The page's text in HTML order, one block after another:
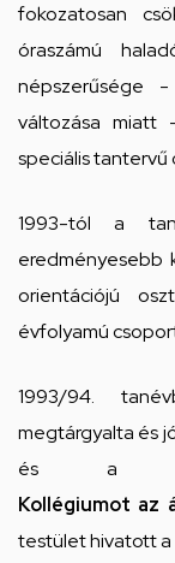
fokozatosan
óraszámú
népszerűsége
változása miatt
speciális tantervű
1993-tól a
eredményesebb
orientációjú
évfolyamú
1993/94.
megtárgyalta és
és a
Kollégiumot az
testület hivatott a